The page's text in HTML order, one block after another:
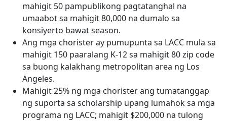
mahigit 50 pampublikong pagtatanghal na
umaabot sa mahigit 80,000 na dumalo sa
konsiyerto bawat season.
Ang mga chorister ay pumupunta sa LACC mula sa
mahigit 150 paaralang K-12 sa mahigit 80 zip code
sa buong kalakhang metropolitan area ng Los
Angeles.
Mahigit 25% ng mga chorister ang tumatanggap
ng suporta sa scholarship upang lumahok sa mga
programa ng LACC; mahigit $200,000 na tulong